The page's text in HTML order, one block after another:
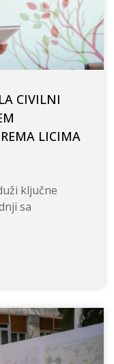
CIVILNI
LICIMA
ključne
sa